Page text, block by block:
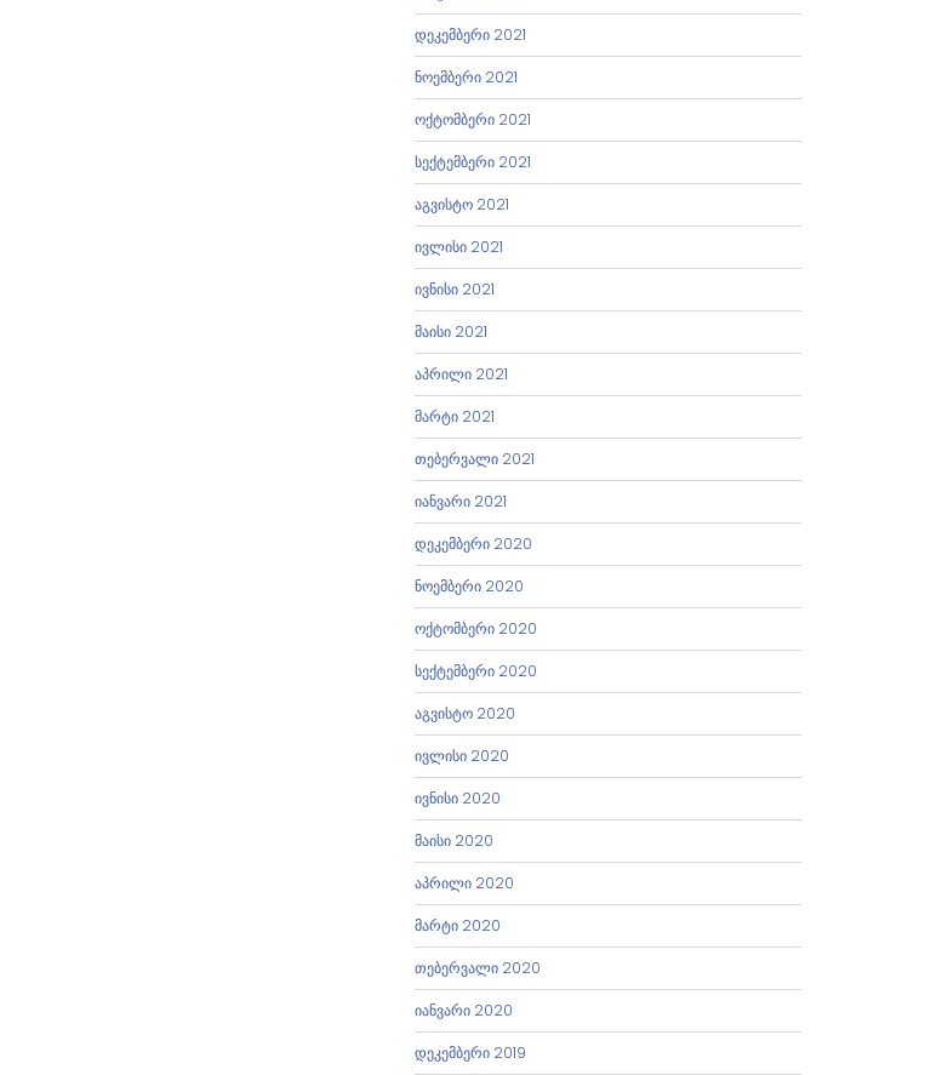
დეკემბერი 2021
ნოემბერი 2021
ოქტომბერი 2021
სექტემბერი 2021
აგვისტო 2021
ივლისი 2021
ივნისი 2021
მაისი 2021
აპრილი 2021
მარტი 2021
თებერვალი 2021
იანვარი 2021
დეკემბერი 2020
ნოემბერი 2020
ოქტომბერი 2020
სექტემბერი 2020
აგვისტო 2020
ივლისი 2020
ივნისი 2020
მაისი 2020
აპრილი 2020
მარტი 2020
თებერვალი 2020
იანვარი 2020
დეკემბერი 2019